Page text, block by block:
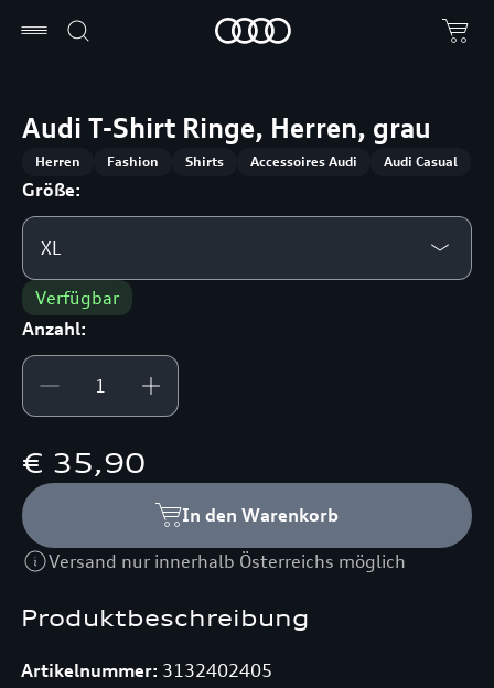
Produktbeschreibung
Artikelnummer: 3132402405
Audi T-Shirt Ringe, Herren, grau
Herren Fashion Shirts Accessoires Audi Audi Casual
Größe:
XL
Verfügbar
Anzahl:
€ 35,90
In den Warenkorb
Versand nur innerhalb Österreichs möglich